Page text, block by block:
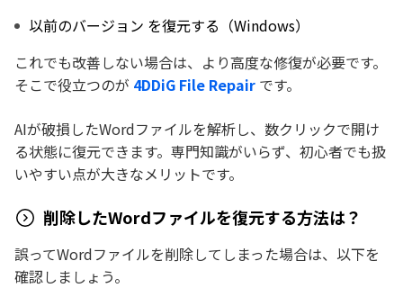
以前のバージョン を復元する（Windows）
これでも改善しない場合は、より高度な修復が必要です。
そこで役立つのが 4DDiG File Repair です。
AIが破損したWordファイルを解析し、数クリックで開け
る状態に復元できます。専門知識がいらず、初心者でも扱
いやすい点が大きなメリットです。
削除したWordファイルを復元する方法は？
誤ってWordファイルを削除してしまった場合は、以下を
確認しましょう。